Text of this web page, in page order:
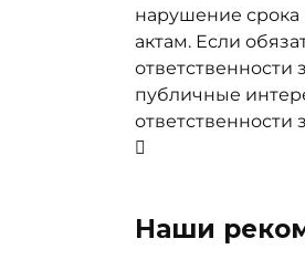
нарушение срока
актам. Если
публичные
Наши